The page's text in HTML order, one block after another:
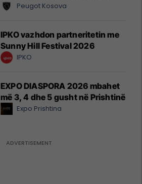
Peugot Kosova
IPKO vazhdon partneritetin me
Sunny Hill Festival 2026
IPKO
EXPO DIASPORA 2026 mbahet
më 3, 4 dhe 5 gusht në Prishtinë
Expo Prishtina